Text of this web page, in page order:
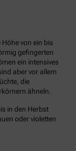
von ein bis
gefingerten
ein intensives
aber vor allem
die
ähneln.
in den Herbst
oder violetten